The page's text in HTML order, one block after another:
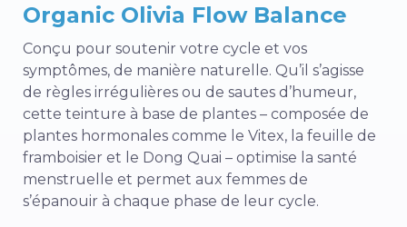
Organic Olivia Flow Balance
Conçu pour soutenir votre cycle et vos
symptômes, de manière naturelle. Qu’il s’agisse
de règles irrégulières ou de sautes d’humeur,
cette teinture à base de plantes – composée de
plantes hormonales comme le Vitex, la feuille de
framboisier et le Dong Quai – optimise la santé
menstruelle et permet aux femmes de
s’épanouir à chaque phase de leur cycle.